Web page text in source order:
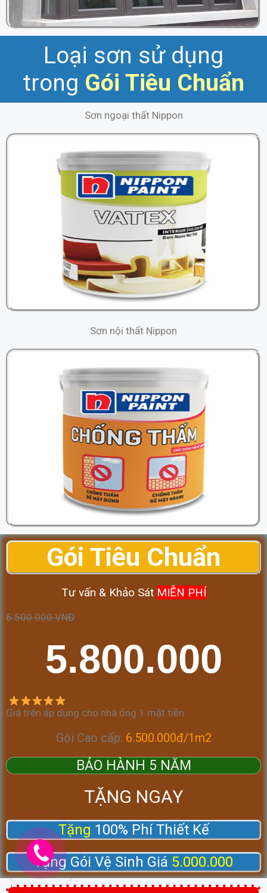
Loại sơn sử dụng
trong Gói Tiêu Chuẩn
Sơn ngoại thất Nippon
Sơn nội thất Nippon
Gói Tiêu Chuẩn
Tư vấn & Khảo Sát MIỄN PHÍ
6.500.000 VNĐ
5.800.000
Giá trên áp dụng cho nhà ống 1 mặt tiền
Gói Cao cấp: 6.500.000đ/1m2
BẢO HÀNH 5 NĂM
TẶNG NGAY
Tặng 100% Phí Thiết Kế
Tặng Gói Vệ Sinh Giá 5.000.000